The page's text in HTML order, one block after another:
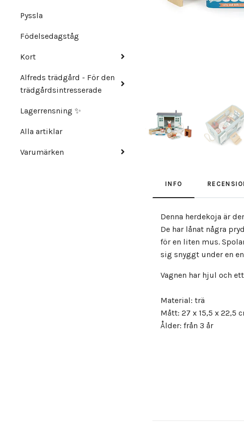
Pyssla
Födelsedagståg
Kort
Alfreds trädgård - För den
trädgårdsintresserade
Lagerrensning ✨
Alla artiklar
Varumärken
INFO
Denna herdekoja är
De har lånat några
för en liten mus.
sig snyggt under en
Vagnen har hjul och
Material: trä
Mått: 27 x 15,5 x 22,5
Ålder: från 3 år